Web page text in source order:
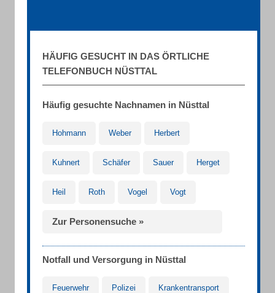
HÄUFIG GESUCHT IN DAS ÖRTLICHE
TELEFONBUCH NÜSTTAL
Häufig gesuchte Nachnamen in Nüsttal
Hohmann Weber Herbert
Kuhnert Schäfer Sauer Herget
Heil Roth Vogel Vogt
Zur Personensuche »
Notfall und Versorgung in Nüsttal
Feuerwehr Polizei Krankentransport